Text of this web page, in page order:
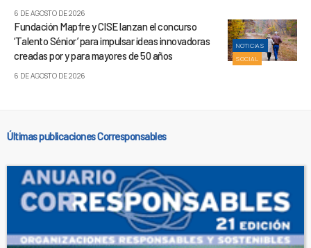
6 DE AGOSTO DE 2026
NOTICIAS
SOCIAL
Fundación Mapfre y CISE lanzan el concurso
‘Talento Sénior’ para impulsar ideas innovadoras
creadas por y para mayores de 50 años
6 DE AGOSTO DE 2026
Últimas publicaciones Corresponsables